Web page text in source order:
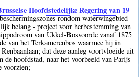
Hoofdstedelijke Regering van 19
rondom waterwingebied
belang - project voor herbestemming van
van Ukkel-Bosvoorde vanaf 1875
van het Terkamerenbos waarmee hij in
dat deze aanleg voortvloeide uit
hoofdstad, naar het voorbeeld van Parijs
voorzien;